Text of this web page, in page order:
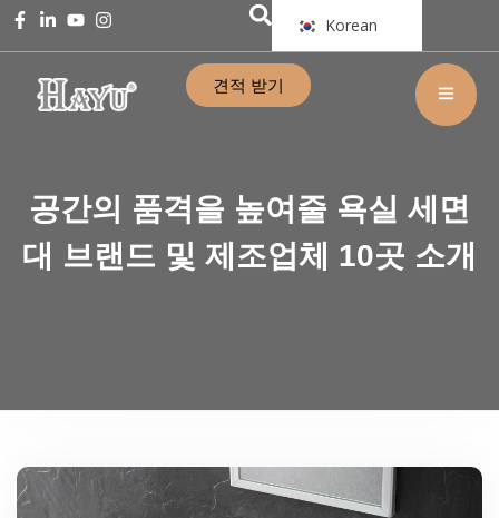
Korean
견적 받기
공간의 품격을 높여줄 욕실 세면
대 브랜드 및 제조업체 10곳 소개